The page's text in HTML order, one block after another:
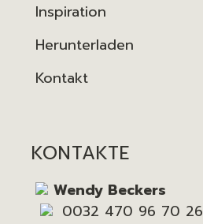
Inspiration
Herunterladen
Kontakt
KONTAKTE
Wendy Beckers
0032 470 96 70 26